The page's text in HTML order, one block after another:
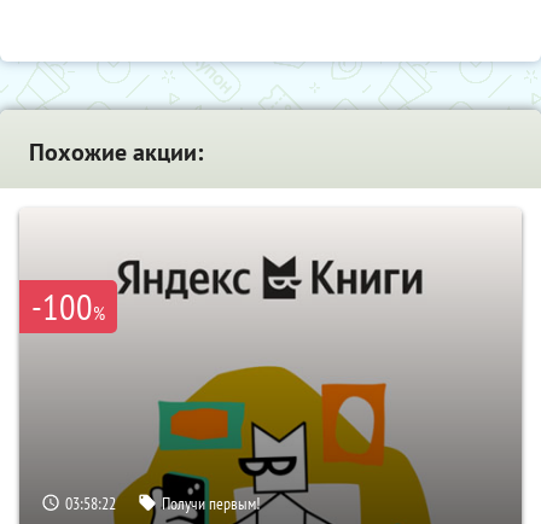
Похожие акции:
-100%
03:58:21 Получи первым!